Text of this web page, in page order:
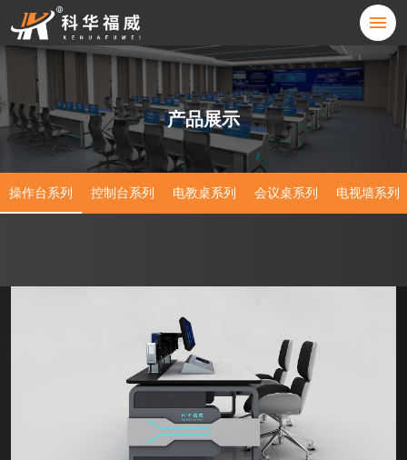
产品展示
操作台系列 控制台系列 电教桌系列 会议桌系列 电视墙系列